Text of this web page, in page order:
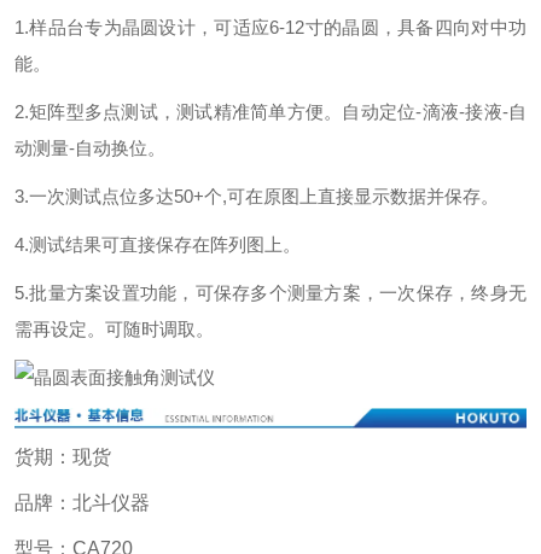
1.样品台专为晶圆设计，可适应6-12寸的晶圆，具备四向对中功
能。
2.矩阵型多点测试，测试精准简单方便。自动定位-滴液-接液-自
动测量-自动换位。
3.一次测试点位多达50+个,可在原图上直接显示数据并保存。
4.测试结果可直接保存在阵列图上。
5.批量方案设置功能，可保存多个测量方案，一次保存，终身无
需再设定。可随时调取。
货期：现货
品牌：北斗仪器
型号：CA720